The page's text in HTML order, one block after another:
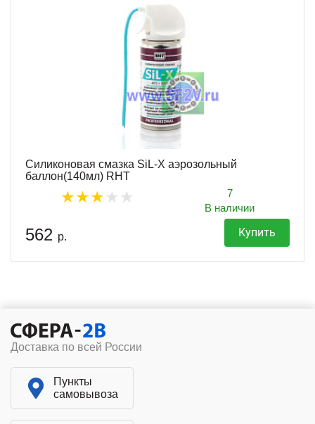
Силиконовая смазка SiL-X аэрозольный
баллон(140мл) RHT
7
В наличии
562 р. Купить
Доставка по всей России
Пункты
самовывоза